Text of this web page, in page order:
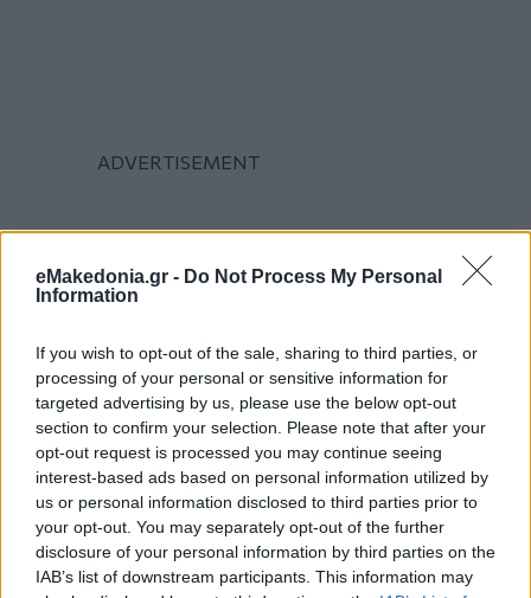
eMakedonia.gr - Do Not Process My Personal
Information
If you wish to opt-out of the sale, sharing to third parties, or
processing of your personal or sensitive information for
targeted advertising by us, please use the below opt-out
section to confirm your selection. Please note that after your
opt-out request is processed you may continue seeing
interest-based ads based on personal information utilized by
us or personal information disclosed to third parties prior to
your opt-out. You may separately opt-out of the further
disclosure of your personal information by third parties on the
IAB’s list of downstream participants. This information may